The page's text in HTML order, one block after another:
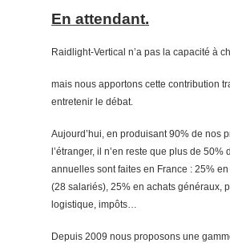
En attendant.
Raidlight-Vertical n’a pas la capacité à
mais nous apportons cette contribution
entretenir le débat.
Aujourd’hui, en produisant 90% de nos
l’étranger, il n’en reste que plus de 50%
annuelles sont faites en France : 25%
(28 salariés), 25% en achats généraux,
logistique, impôts…
Depuis 2009 nous proposons une